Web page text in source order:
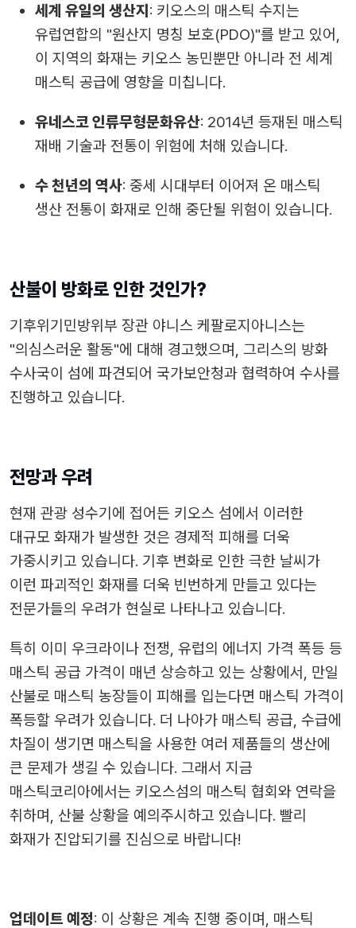
세계 유일의 생산지 : 키오스의 매스틱 수지는
유럽연합의 "원산지 명칭 보호(PDO)"를 받고 있어,
이 지역의 화재는 키오스 농민뿐만 아니라 전 세계
매스틱 공급에 영향을 미칩니다.
유네스코 인류무형문화유산: 2014년 등재된 매스틱
재배 기술과 전통이 위험에 처해 있습니다.
수 천년의 역사: 중세 시대부터 이어져 온 매스틱
생산 전통이 화재로 인해 중단될 위험이 있습니다.
산불이 방화로 인한 것인가?
기후위기민방위부 장관 야니스 케팔로지아니스는
"의심스러운 활동"에 대해 경고했으며, 그리스의 방화
수사국이 섬에 파견되어 국가보안청과 협력하여 수사를
진행하고 있습니다.
전망과 우려
현재 관광 성수기에 접어든 키오스 섬에서 이러한
대규모 화재가 발생한 것은 경제적 피해를 더욱
가중시키고 있습니다. 기후 변화로 인한 극한 날씨가
이런 파괴적인 화재를 더욱 빈번하게 만들고 있다는
전문가들의 우려가 현실로 나타나고 있습니다.
특히 이미 우크라이나 전쟁, 유럽의 에너지 가격 폭등 등
매스틱 공급 가격이 매년 상승하고 있는 상황에서, 만일
산불로 매스틱 농장들이 피해를 입는다면 매스틱 가격이
폭등할 우려가 있습니다. 더 나아가 매스틱 공급, 수급에
차질이 생기면 매스틱을 사용한 여러 제품들의 생산에
큰 문제가 생길 수 있습니다. 그래서 지금
매스틱코리아에서는 키오스섬의 매스틱 협회와 연락을
취하며, 산불 상황을 예의주시하고 있습니다. 빨리
화재가 진압되기를 진심으로 바랍니다!
업데이트 예정: 이 상황은 계속 진행 중이며, 매스틱